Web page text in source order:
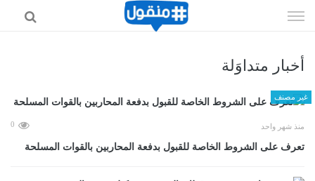
الى
أخبار متداوَلة
غير مصنف
منذ شهر واحد 0
تعرف على الشروط الخاصة للقبول بدفعة المحاربين بالقوات المسلحة